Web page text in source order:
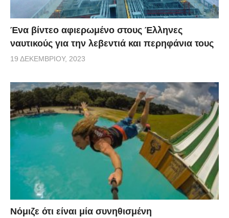
Ένα βίντεο αφιερωμένο στους Έλληνες
ναυτικούς για την λεβεντιά και περηφάνια τους
19 ΔΕΚΕΜΒΡΊΟΥ, 2023
Νόμιζε ότι είναι μία συνηθισμένη